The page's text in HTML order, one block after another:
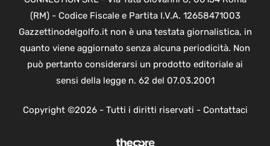
(RM) - Codice Fiscale e Partita I.V.A. 12658471003
Gazzettinodelgolfo.it non è una testata giornalistica, in
quanto viene aggiornato senza alcuna periodicità. Non
può pertanto considerarsi un prodotto editoriale ai
sensi della legge n. 62 del 07.03.2001
Copyright ©2026 - Tutti i diritti riservati - Contattaci